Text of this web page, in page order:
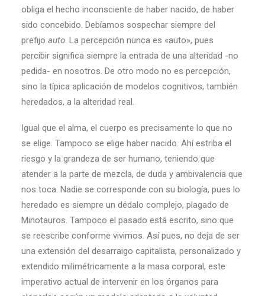
obliga el hecho inconsciente de haber nacido, de haber
sido concebido. Debíamos sospechar siempre del
prefijo auto. La percepción nunca es «auto», pues
percibir significa siempre la entrada de una alteridad -no
pedida- en nosotros. De otro modo no es percepción,
sino la típica aplicación de modelos cognitivos, también
heredados, a la alteridad real.
Igual que el alma, el cuerpo es precisamente lo que no
se elige. Tampoco se elige haber nacido. Ahí estriba el
riesgo y la grandeza de ser humano, teniendo que
atender a la parte de mezcla, de duda y ambivalencia que
nos toca. Nadie se corresponde con su biología, pues lo
heredado es siempre un dédalo complejo, plagado de
Minotauros. Tampoco el pasado está escrito, sino que
se reescribe conforme vivimos. Así pues, no deja de ser
una extensión del desarraigo capitalista, personalizado y
extendido milimétricamente a la masa corporal, este
imperativo actual de intervenir en los órganos para